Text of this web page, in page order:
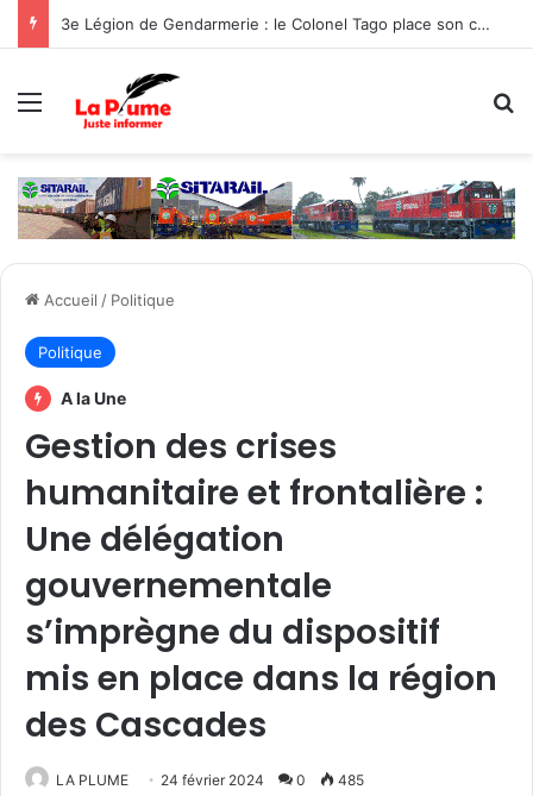
3e Légion de Gendarmerie : le Colonel Tago place son commandement sous le signe de la protection des populations
Menu
Accueil / Politique
Politique
A la Une
Gestion des crises
humanitaire et frontalière :
Une délégation
gouvernementale
s’imprègne du dispositif
mis en place dans la région
des Cascades
LA PLUME 24 février 2024 0 485